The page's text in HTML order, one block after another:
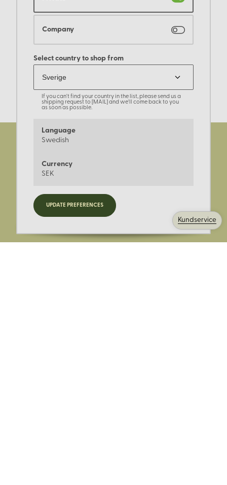
Kundservice
Company
Select country to shop from
If you can't find your country in the list, please send us a
shipping request to [MAIL] and we'll come back to you
as soon as possible.
Language
Swedish
Currency
SEK
UPDATE PREFERENCES
Registrera dig för nyheter,
kampanjer och mer.